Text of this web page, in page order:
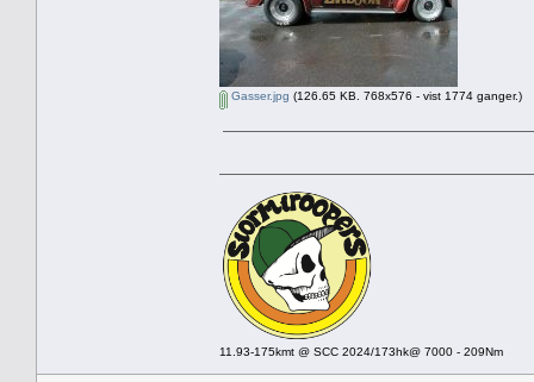
Gasser.jpg (126.65 KB. 768x576 - vist 1774 ganger.)
11.93-175kmt @ SCC 2024/173hk@ 7000 - 209Nm